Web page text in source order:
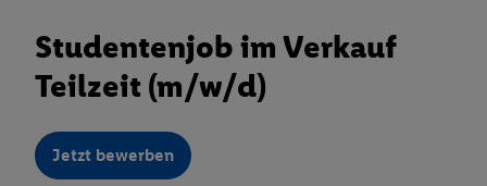
Studentenjob im Verkauf
Teilzeit (m/w/d)
Jetzt bewerben